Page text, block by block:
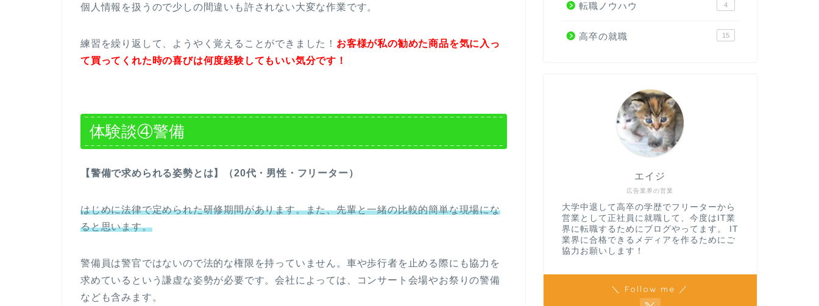
個人情報を扱うので少しの間違いも許されない大変な作業です。
練習を繰り返して、ようやく覚えることができました！ お客様が私の勧めた商品を気に入っ
て買ってくれた時の喜びは何度経験してもいい気分です！
体験談④警備
【警備で求められる姿勢とは】（20代・男性・フリーター）
はじめに法律で定められた研修期間があります。また、先輩と一緒の比較的簡単な現場にな
ると思います。
警備員は警官ではないので法的な権限を持っていません。車や歩行者を止める際にも協力を
求めているという謙虚な姿勢が必要です。会社によっては、コンサート会場やお祭りの警備
なども含みます。
転職ノウハウ 4
高卒の就職 15
広告業界の営業
エイジ
大学中退して高卒の学歴でフリーターから
営業として正社員に就職して、今度はIT業
界に転職するためにブログやってます。 IT
業界に合格できるメディアを作るためにご
協力お願いします！
＼ Follow me ／